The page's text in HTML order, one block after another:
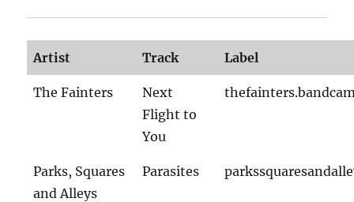
Artist Track Label
The Fainters
Next
Flight to
You
Parks, Squares
and Alleys
Parasites